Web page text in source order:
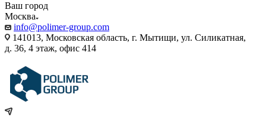
Ваш город
Москва
info@polimer-group.com
141013, Московская область, г. Мытищи, ул. Силикатная,
д. 36, 4 этаж, офис 414